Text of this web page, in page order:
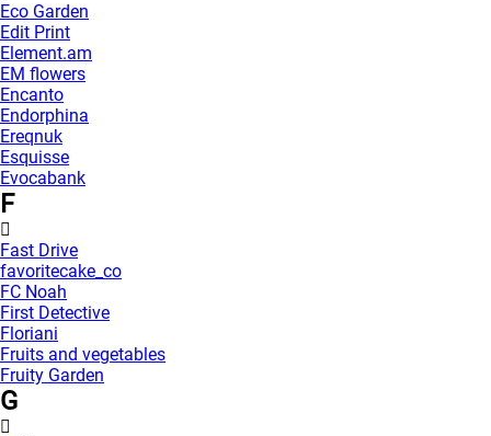
Eco Garden
Edit Print
Element.am
EM flowers
Encanto
Endorphina
Ereqnuk
Esquisse
Evocabank
F
Fast Drive
favoritecake_co
FC Noah
First Detective
Floriani
Fruits and vegetables
Fruity Garden
G